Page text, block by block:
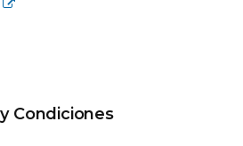
Condiciones